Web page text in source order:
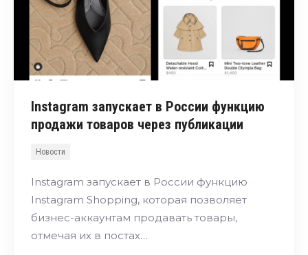
Instagram запускает в России функцию
продажи товаров через публикации
Новости
Instagram запускает в России функцию
Instagram Shopping, которая позволяет
бизнес-аккаунтам продавать товары,
отмечая их в постах…